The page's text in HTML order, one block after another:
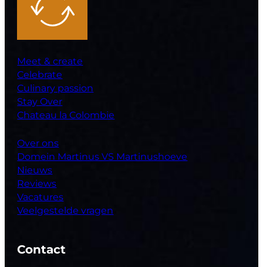
Meet & create
Celebrate
Culinary passion
Stay Over
Chateau la Colombie
Over ons
Domein Martinus VS Martinushoeve
Nieuws
Reviews
Vacatures
Veelgestelde vragen
Contact